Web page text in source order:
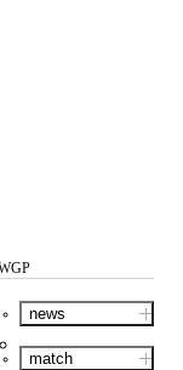
news
match